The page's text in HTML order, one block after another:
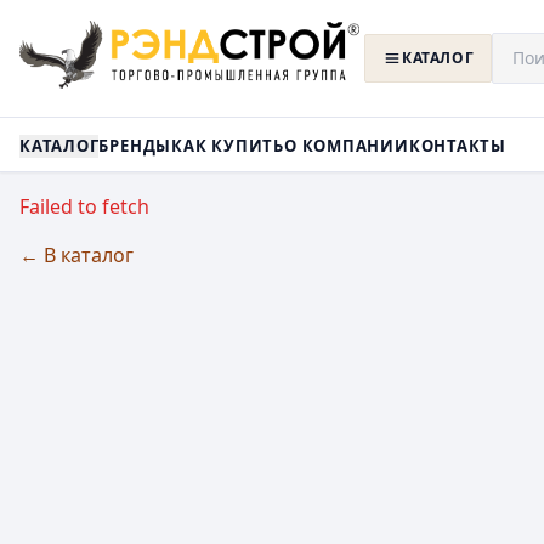
КАТАЛОГ
КАТАЛОГБРЕНДЫКАК КУПИТЬО КОМПАНИИКОНТАКТЫ
Failed to fetch
← В каталог